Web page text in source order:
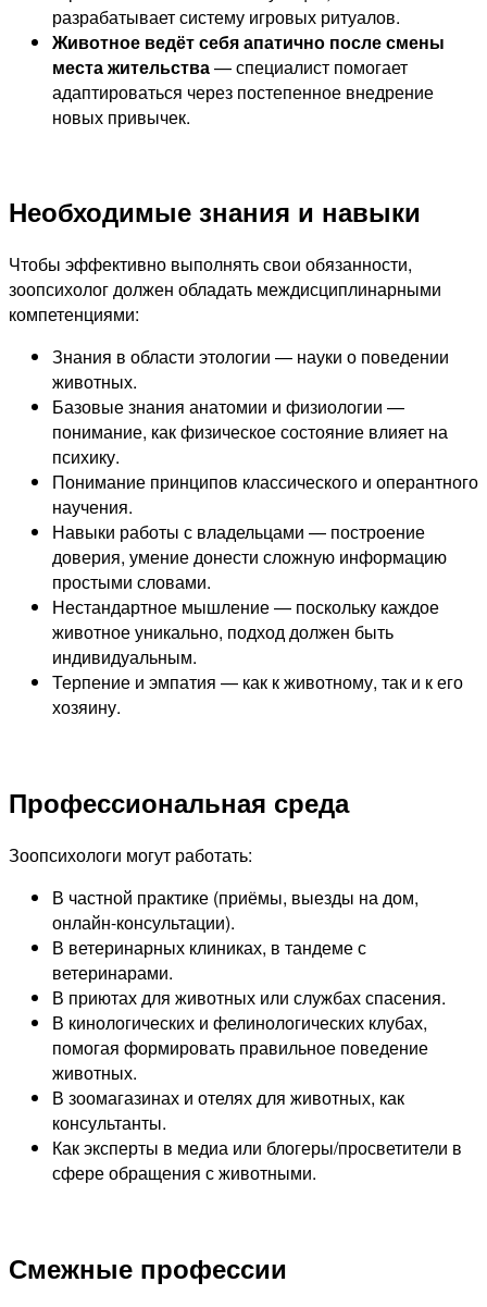
разрабатывает систему игровых ритуалов.
Животное ведёт себя апатично после смены
места жительства— специалист помогает
адаптироваться через постепенное внедрение
новых привычек.
Необходимые знания и навыки
Чтобы эффективно выполнять свои обязанности,
зоопсихолог должен обладать междисциплинарными
компетенциями:
Знания в области этологии — науки о поведении
животных.
Базовые знания анатомии и физиологии —
понимание, как физическое состояние влияет на
психику.
Понимание принципов классического и оперантного
научения.
Навыки работы с владельцами — построение
доверия, умение донести сложную информацию
простыми словами.
Нестандартное мышление — поскольку каждое
животное уникально, подход должен быть
индивидуальным.
Терпение и эмпатия — как к животному, так и к его
хозяину.
Профессиональная среда
Зоопсихологи могут работать:
В частной практике (приёмы, выезды на дом,
онлайн-консультации).
В ветеринарных клиниках, в тандеме с
ветеринарами.
В приютах для животных или службах спасения.
В кинологических и фелинологических клубах,
помогая формировать правильное поведение
животных.
В зоомагазинах и отелях для животных, как
консультанты.
Как эксперты в медиа или блогеры/просветители в
сфере обращения с животными.
Смежные профессии